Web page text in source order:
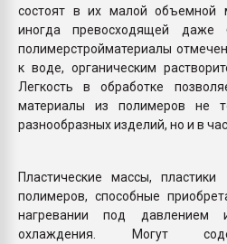
состоят в их малой объемной
иногда превосходящей
полимерстройматериалы
к воде, органическим
Легкость в обработке
материалы из полимеров не
разнообразных изделий, но и в
Пластические массы,
полимеров, способные
нагревании под давлением
охлаждения. Могут